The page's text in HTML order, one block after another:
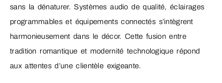
sans la dénaturer. Systèmes audio de qualité, éclairages
programmables et équipements connectés s’intègrent
harmonieusement dans le décor. Cette fusion entre
tradition romantique et modernité technologique répond
aux attentes d’une clientèle exigeante.